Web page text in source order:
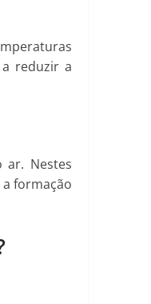
reduzir a
ar. Nestes
formação